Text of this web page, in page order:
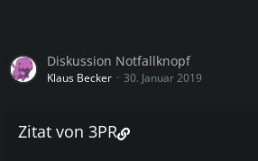
Diskussion Notfallknopf
Klaus Becker 30. Januar 2019
Zitat von 3PR